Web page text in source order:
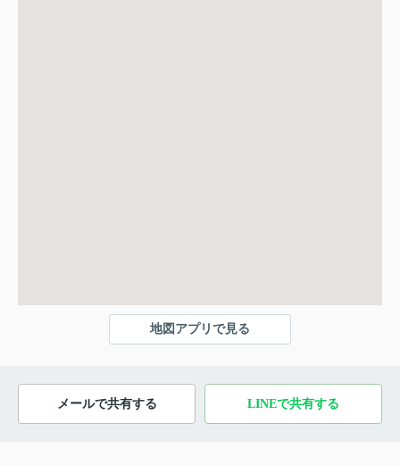
地図アプリで見る
メールで共有する LINEで共有する